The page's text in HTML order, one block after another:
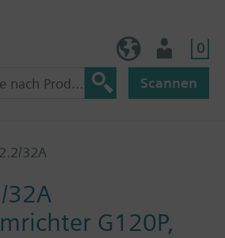
0
Scannen
32A
32A
G120P,